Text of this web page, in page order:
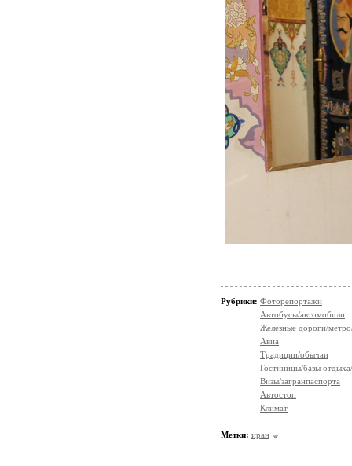
Рубрики: Фоторепортажи
Автобусы/автомобили
Железные дороги/
Авиа
Традиции/обычаи
Гостиницы/базы
Визы/загранпаспорта
Автостоп
Климат
Метки: иран